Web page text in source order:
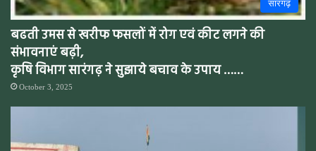
सारंगढ़
बढती उमस से खरीफ फसलों में रोग एवं कीट लगने की
संभावनाएं बढ़ी,
कृषि विभाग सारंगढ़ ने सुझाये बचाव के उपाय ……
October 3, 2025